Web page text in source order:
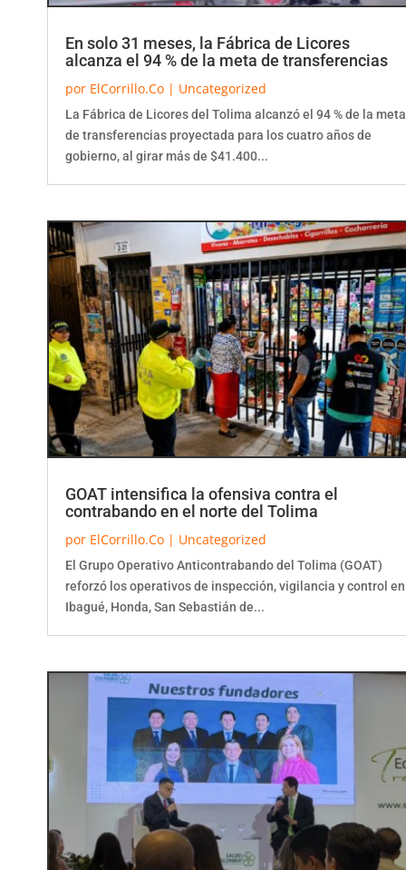
En solo 31 meses, la Fábrica de Licores
alcanza el 94 % de la meta de transferencias
por ElCorrillo.Co | Uncategorized
La Fábrica de Licores del Tolima alcanzó el 94 % de la meta
de transferencias proyectada para los cuatro años de
gobierno, al girar más de $41.400...
GOAT intensifica la ofensiva contra el
contrabando en el norte del Tolima
por ElCorrillo.Co | Uncategorized
El Grupo Operativo Anticontrabando del Tolima (GOAT)
reforzó los operativos de inspección, vigilancia y control en
Ibagué, Honda, San Sebastián de...